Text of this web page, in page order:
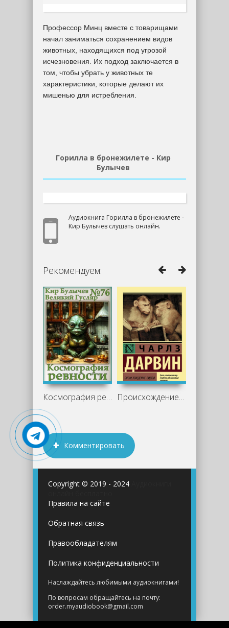
Профессор Минц вместе с товарищами
начал заниматься сохранением видов
животных, находящихся под угрозой
исчезновения. Их подход заключается в
том, чтобы убрать у животных те
характеристики, которые делают их
мишенью для истребления.
Горилла в бронежилете - Кир
Булычев
Аудиокнига Горилла в бронежилете -
Кир Булычев слушать онлайн.
Рекомендуем:
Космография ревности - Кир Булычев Происхождение видов путем естественного
Комментировать
Copyright © 2019 - 2024
Правила на сайте
Обратная связь
Правообладателям
Политика конфиденциальности
Наслаждайтесь любимыми аудиокнигами!
По вопросам обращайтесь на почту:
order.myaudiobook@gmail.com